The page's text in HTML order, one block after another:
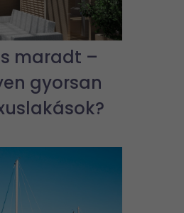
maradt –
gyorsan